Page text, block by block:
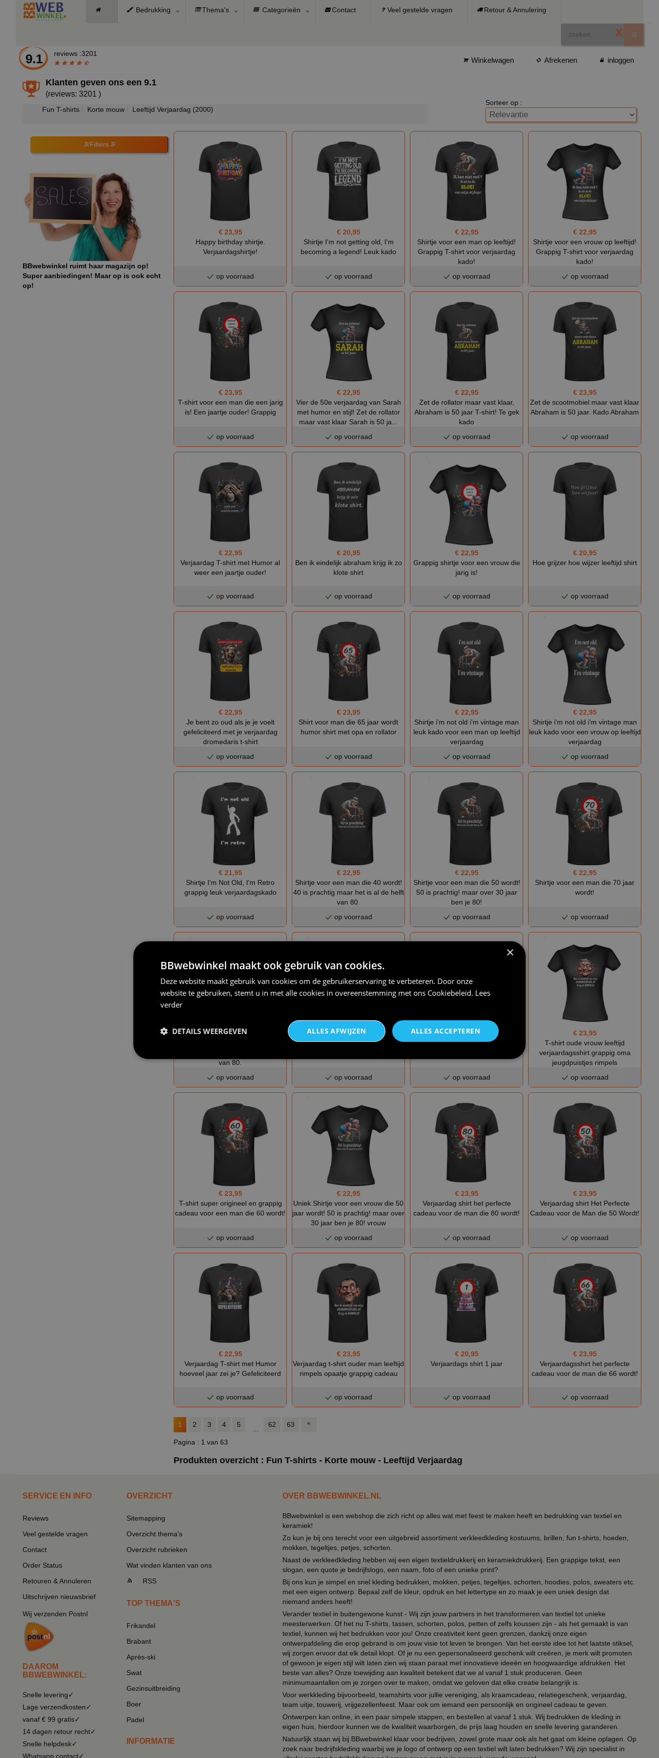
Bedrukking Thema's Categorieën Contact Veel gestelde vragen Retour & Annulering
X
9.1 reviews :3201
Winkelwagen Afrekenen inloggen
Klanten geven ons een9.1
(reviews: 3201 )
Fun T-shirts Korte mouw Leeftijd Verjaardag (2000)
Sorteer op :
Filters
BBwebwinkel ruimt haar magazijn op!
Super aanbiedingen! Maar op is ook echt
op!
€ 23,95
Happy birthday shirtje.
Verjaardagshirtje!
op voorraad
€ 20,95
Shirtje I'm not getting old, I'm
becoming a legend! Leuk kado
op voorraad
€ 22,95
Shirtje voor een man op leeftijd!
Grappig T-shirt voor verjaardag
kado!
op voorraad
€ 22,95
Shirtje voor een vrouw op leeftijd!
Grappig T-shirt voor verjaardag
kado!
op voorraad
€ 23,95
T-shirt voor een man die een jarig
is! Een jaartje ouder! Grappig
op voorraad
€ 22,95
Vier de 50e verjaardag van Sarah
met humor en stijl! Zet de rollator
maar vast klaar Sarah is 50 ja...
op voorraad
€ 22,95
Zet de rollator maar vast klaar,
Abraham is 50 jaar T-shirt! Te gek
kado
op voorraad
€ 23,95
Zet de scootmobiel maar vast klaar
Abraham is 50 jaar. Kado Abraham
op voorraad
€ 22,95
Verjaardag T-shirt met Humor al
weer een jaartje ouder!
op voorraad
€ 20,95
Ben ik eindelijk abraham krijg ik zo
klote shirt
op voorraad
€ 22,95
Grappig shirtje voor een vrouw die
jarig is!
op voorraad
€ 20,95
Hoe grijzer hoe wijzer leeftijd shirt
op voorraad
€ 22,95
Je bent zo oud als je je voelt
gefeliciteerd met je verjaardag
dromedaris t-shirt
op voorraad
€ 23,95
Shirt voor man die 65 jaar wordt
humor shirt met opa en rollator
op voorraad
€ 22,95
Shirtje i'm not old i'm vintage man
leuk kado voor een man op leeftijd
verjaardag
op voorraad
€ 22,95
Shirtje i'm not old i'm vintage man
leuk kado voor een vrouw op leeftijd
verjaardag
op voorraad
€ 21,95
Shirtje I'm Not Old, I'm Retro
grappig leuk verjaardagskado
op voorraad
€ 22,95
Shirtje voor een man die 40 wordt!
40 is prachtig maar het is al de helft
van 80.
op voorraad
€ 22,95
Shirtje voor een man die 50 wordt!
50 is prachtig! maar over 30 jaar
ben je 80!
op voorraad
€ 22,95
Shirtje voor een man die 70 jaar
wordt!
op voorraad
€ 22,95
van 80.
op voorraad
€ 23,95
Shirtje voor een vrouw die 70 jaar
op voorraad
€ 22,95
T-shirt er is er eendje jarig grappig
op voorraad
€ 23,95
T-shirt oude vrouw leeftijd
verjaardagsshirt grappig oma
jeugdpuistjes rimpels
op voorraad
€ 23,95
T-shirt super origineel en grappig
cadeau voor een man die 60 wordt!
op voorraad
€ 22,95
Uniek Shirtje voor een vrouw die 50
jaar wordt! 50 is prachtig! maar over
30 jaar ben je 80! vrouw
op voorraad
€ 23,95
Verjaardag shirt het perfecte
cadeau voor de man die 80 wordt!
op voorraad
€ 23,95
Verjaardag shirt Het Perfecte
Cadeau voor de Man die 50 Wordt!
op voorraad
€ 22,95
Verjaardag T-shirt met Humor
hoeveel jaar zei je? Gefeliciteerd
op voorraad
€ 23,95
Verjaardag t-shirt ouder man leeftijd
rimpels opaatje grappig cadeau
op voorraad
€ 20,95
Verjaardags shirt 1 jaar
op voorraad
€ 23,95
Verjaardagsshirt het perfecte
cadeau voor de man die 66 wordt!
op voorraad
1 2 3 4 5 62 63
Pagina : 1 van 63
Produkten overzicht : Fun T-shirts - Korte mouw - Leeftijd Verjaardag
SERVICE EN INFO
Reviews
Veel gestelde vragen
Contact
Order Status
Retouren & Annuleren
Uitschrijven nieuwsbrief
Wij verzenden Postnl
DAAROM
BBWEBWINKEL:
Snelle levering✓
Lage verzendkosten✓
vanaf € 99 gratis✓
14 dagen retour recht✓
Snelle helpdesk✓
Whatsapp contact✓
OVERZICHT
Sitemapping
Overzicht thema's
Overzicht rubrieken
Wat vinden klanten van ons
RSS
TOP THEMA'S
Frikandel
Brabant
Après-ski
Swat
Gezinsuitbreiding
Boer
Padel
INFORMATIE
OVER BBWEBWINKEL.NL
BBwebwinkel is een webshop die zich richt op alles wat met feest te maken heeft en bedrukking van textiel en
keramiek!
Zo kun je bij ons terecht voor een uitgebreid assortiment verkleedkleding kostuums, brillen, fun t-shirts, hoeden,
mokken, tegeltjes, petjes, schorten.
Naast de verkleedkleding hebben wij een eigen textieldrukkerij en keramiekdrukkerij. Een grappige tekst, een
slogan, een quote je bedrijfslogo, een naam, foto of een unieke print?
Bij ons kun je simpel en snel kleding bedrukken, mokken, petjes, tegeltjes, schorten, hoodies, polos, sweaters etc.
met een eigen ontwerp. Bepaal zelf de kleur, opdruk en het lettertype en zo maak je een uniek design dat
niemand anders heeft!
Verander textiel in buitengewone kunst - Wij zijn jouw partners in het transformeren van textiel tot unieke
meesterwerken. Of het nu T-shirts, tassen, schorten, polos, petten of zelfs koussen zijn - als het gemaakt is van
textiel, kunnen wij het bedrukken voor jou! Onze creativiteit kent geen grenzen, dankzij onze eigen
ontwerpafdeling die erop gebrand is om jouw visie tot leven te brengen. Van het eerste idee tot het laatste stiksel,
wij zorgen ervoor dat elk detail klopt. Of je nu een gepersonaliseerd geschenk wilt creëren, je merk wilt promoten
of gewoon je eigen stijl wilt laten zien wij staan paraat met innovatieve ideeën en hoogwaardige afdrukken. Het
beste van alles? Onze toewijding aan kwaliteit betekent dat we al vanaf 1 stuk produceren. Geen
minimumaantallen om je zorgen over te maken, omdat we geloven dat elke creatie belangrijk is.
Voor werkkleding bijvoorbeeld, teamshirts voor jullie vereniging, als kraamcadeau, relatiegeschenk, verjaardag,
team uitje, touwerij, vrijgezellenfeest. Maar ook om iemand een persoonlijk en origineel cadeau te geven.
Ontwerpen kan online, in een paar simpele stappen, en bestellen al vanaf 1 stuk. Wij bedrukken de kleding in
eigen huis, hierdoor kunnen we de kwaliteit waarborgen, de prijs laag houden en snelle levering garanderen.
Natuurlijk staan wij bij BBwebwinkel klaar voor bedrijven, zowel grote maar ook als het gaat om kleine oplagen. Op
zoek naar bedrijfskleding waarbij we je logo of ontwerp op een textiel wilt laten bedrukken? Wij zijn specialist in
×
BBwebwinkel maakt ook gebruik van cookies.
Deze website maakt gebruik van cookies om de gebruikerservaring te verbeteren. Door onze
website te gebruiken, stemt u in met alle cookies in overeenstemming met ons Cookiebeleid. Lees
verder
ALLES ACCEPTEREN
ALLES AFWIJZEN
DETAILS WEERGEVEN